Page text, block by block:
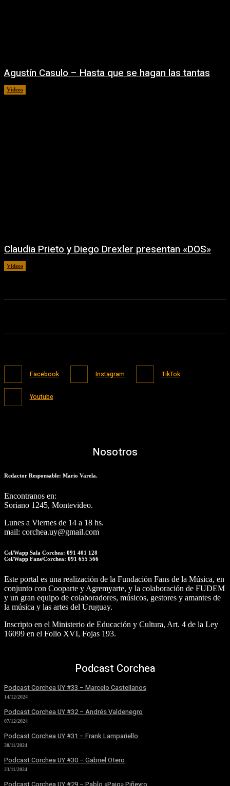
Agustín Casulo – Hasta que se hagan las tantas
Videos
Claudia Prieto y Diego Drexler presentan «DOS»
Videos
Facebook Instagram TikTok
Youtube
Nosotros
Redactor Responsable: Mario Varela.
Encontranos en:
Soriano 1245, Montevideo.
Lunes a Viernes de 14 a 18 hs.
mail: corchea.uy@gmail.com
Cel/Wapp Sala Corchea: 091 401 128
Cel/Wapp Fans/Corchea: 091 655 566
Este portal es una realización de la Fundación Fans de la Música, en
conjunto con Cooparte y Agremyarte, y la colaboración de FUDEM
y un gran equipo de colaboradores, músicos, gestores y amantes de
la música y las artes del Uruguay.
Inscripto en el Ministerio de Educación y Cultura, Art. 4 de la Ley
16099 en el Folio XVI, Fojas 193.
Podcast Corchea
Podcast Corchea UY #33 – Marcelo Castellanos
14/12/2024
Podcast Corchea UY #32 – Andrés Valdenegro
07/12/2024
Podcast Corchea UY #31 – Frank Lampariello
30/11/2024
Podcast Corchea UY #30 – Gabriel Otero
23/11/2024